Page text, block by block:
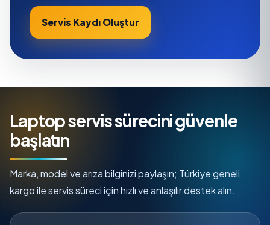
Servis Kaydı Oluştur
Laptop servis sürecini güvenle
başlatın
Marka, model ve arıza bilginizi paylaşın; Türkiye geneli
kargo ile servis süreci için hızlı ve anlaşılır destek alın.